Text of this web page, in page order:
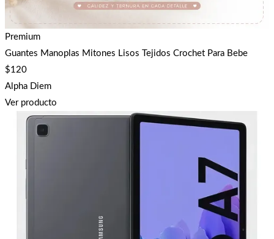
Premium
Guantes Manoplas Mitones Lisos Tejidos Crochet Para Bebe
$120
Alpha Diem
Ver producto